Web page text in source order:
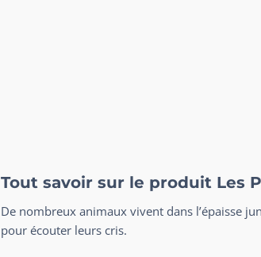
Tout savoir sur le produit Les
De nombreux animaux vivent dans l’épaisse
pour écouter leurs cris.